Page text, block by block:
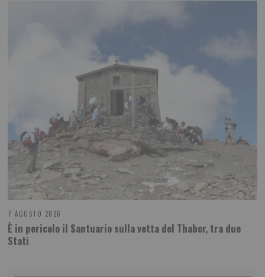
7 AGOSTO 2026
È in pericolo il Santuario sulla vetta del Thabor, tra due
Stati